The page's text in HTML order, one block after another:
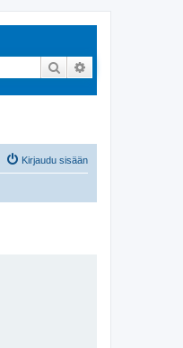
Etsi
Kirjaudu sisään